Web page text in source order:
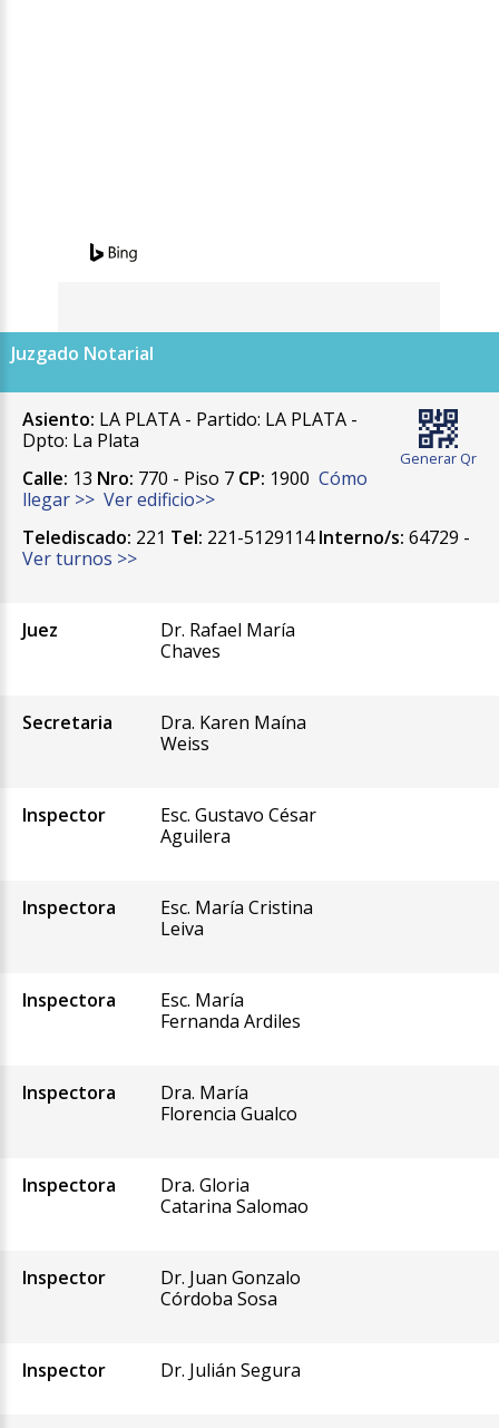
Juzgado Notarial
Generar Qr
Asiento: LA PLATA - Partido: LA PLATA -
Dpto: La Plata
Calle: 13 Nro: 770 - Piso 7 CP: 1900 Cómo
llegar >> Ver edificio>>
Telediscado: 221 Tel: 221-5129114Interno/s: 64729 -
Ver turnos >>
Juez
Dr. Rafael María
Chaves
Secretaria
Dra. Karen Maína
Weiss
Inspector
Esc. Gustavo César
Aguilera
Inspectora
Esc. María Cristina
Leiva
Inspectora
Esc. María
Fernanda Ardiles
Inspectora
Dra. María
Florencia Gualco
Inspectora
Dra. Gloria
Catarina Salomao
Inspector
Dr. Juan Gonzalo
Córdoba Sosa
Inspector Dr. Julián Segura